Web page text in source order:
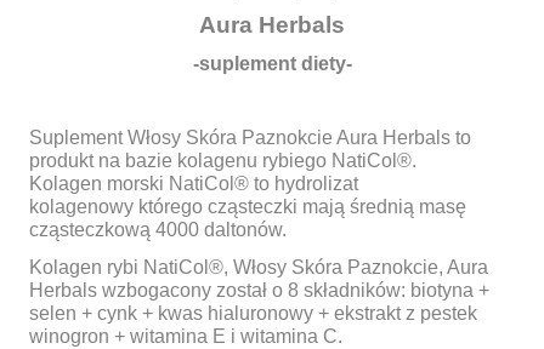
Aura Herbals
-suplement diety-
Suplement Włosy Skóra Paznokcie Aura Herbals to
produkt na bazie kolagenu rybiego NatiCol®.
Kolagen morski NatiCol® to hydrolizat
kolagenowy którego cząsteczki mają średnią masę
cząsteczkową 4000 daltonów.
Kolagen rybi NatiCol®, Włosy Skóra Paznokcie, Aura
Herbals wzbogacony został o 8 składników: biotyna +
selen + cynk + kwas hialuronowy + ekstrakt z pestek
winogron + witamina E i witamina C.